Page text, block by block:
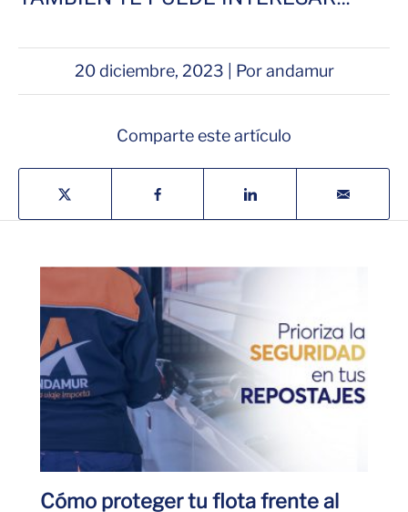
20 diciembre, 2023 | Por andamur
Comparte este artículo
Cómo proteger tu flota frente al